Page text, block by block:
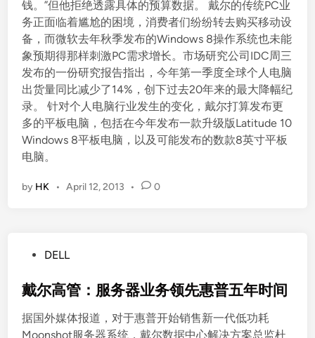
钱。”但他拒绝透露具体的预算数据。 戴尔的传统PC业
务正面临着尴尬的困境，消费者们纷纷转去购买移动设
备，而微软去年秋季发布的Windows 8操作系统也未能
象预期得那样刺激PC需求增长。市场研究公司IDC周三
发布的一份研究报告指出，今年第一季度全球个人电脑
出货量同比减少了14%，创下过去20年来的最大降幅纪
录。 针对个人电脑行业发生的变化，戴尔打算发布更
多的平板电脑，包括在今年发布一款升级版Latitude 10
Windows 8平板电脑，以及可能发布的数款8英寸平板
电脑。
by HK • April 12, 2013 • 0
s
e
DELL
戴尔高管：服务器业务领先惠普五年时间
据国外媒体报道，对于惠普开始销售新一代低功耗
Moonshot服务器系统，戴尔数据中心解决方案总监杜